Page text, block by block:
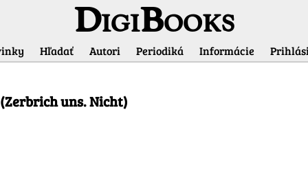
DigiBooks
Hľadať Autori Periodiká Informácie
uns. Nicht)